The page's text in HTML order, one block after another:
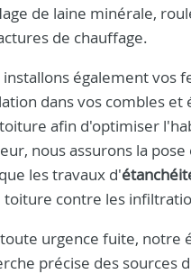
de laine minérale,
de chauffage.
installons également vos
dans vos combles
afin d'optimiser
nous assurons la
les travaux d'
contre les
urgence fuite, notre
précise des sources